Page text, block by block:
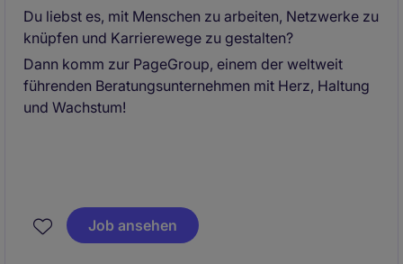
Du liebst es, mit Menschen zu arbeiten, Netzwerke zu
knüpfen und Karrierewege zu gestalten?
Dann komm zur PageGroup, einem der weltweit
führenden Beratungsunternehmen mit Herz, Haltung
und Wachstum!
Job ansehen